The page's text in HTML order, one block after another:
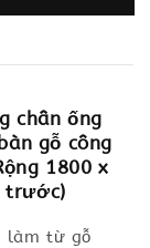
chân ống
gỗ công
1800 x
trước)
làm từ gỗ